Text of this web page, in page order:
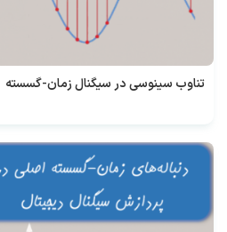
تناوب سینوسی در سیگنال زمان-گسسته